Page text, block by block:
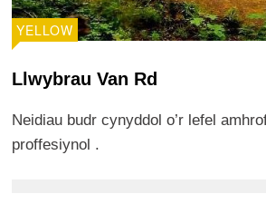
YELLOW
Llwybrau Van Rd
Neidiau budr cynyddol o’r lefel
proffesiynol .